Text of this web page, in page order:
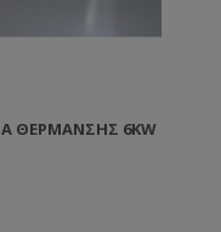
ΘΈΡΜΑΝΣΗΣ 6KW